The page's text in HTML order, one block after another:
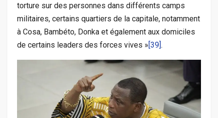
torture sur des personnes dans différents camps
militaires, certains quartiers de la capitale, notamment
à Cosa, Bambéto, Donka et également aux domiciles
de certains leaders des forces vives »[39].